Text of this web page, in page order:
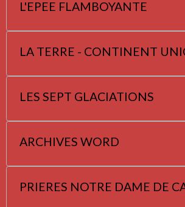
L'EPEE FLAMBOYANTE
LA TERRE - CONTINENT
LES SEPT GLACIATIONS
ARCHIVES WORD
PRIERES NOTRE DAME DE